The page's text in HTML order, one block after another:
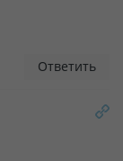
Ответить